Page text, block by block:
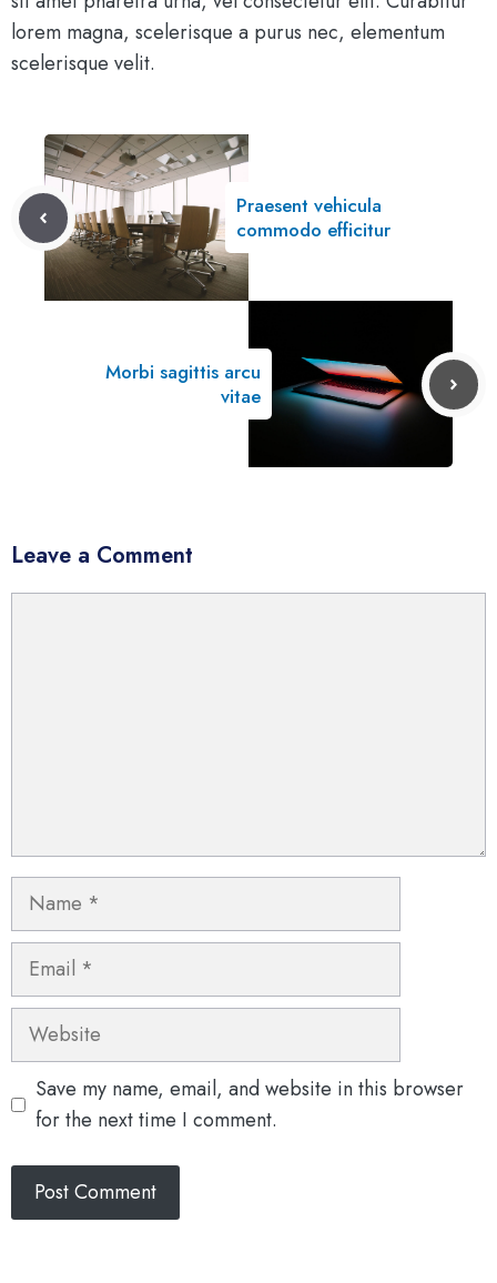
lorem magna, scelerisque a purus nec, elementum
scelerisque velit.
Praesent vehicula
commodo efficitur
Morbi sagittis arcu
vitae
Leave a Comment
Name
Email
Website
Save my name, email, and website in this browser
for the next time I comment.